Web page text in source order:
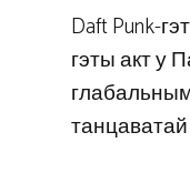
Daft Punk-
гэты акт у